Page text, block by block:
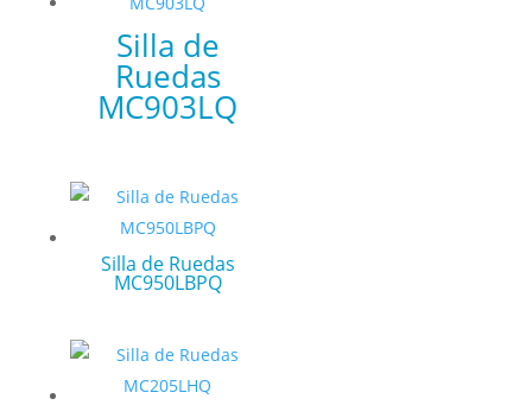
Silla de
Ruedas
MC903LQ
Silla de Ruedas
MC950LBPQ